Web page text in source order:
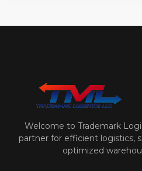
Welcome to Trademark
partner for efficient logistics,
optimized